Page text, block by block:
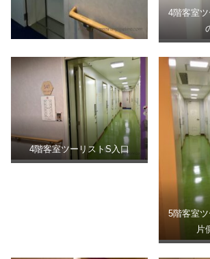
4階客室
4階客室ツーリストS入口
5階客室
片